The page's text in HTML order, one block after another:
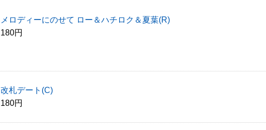
メロディーにのせて ロー＆ハチロク＆夏葉(R)
180円
改札デート(C)
180円